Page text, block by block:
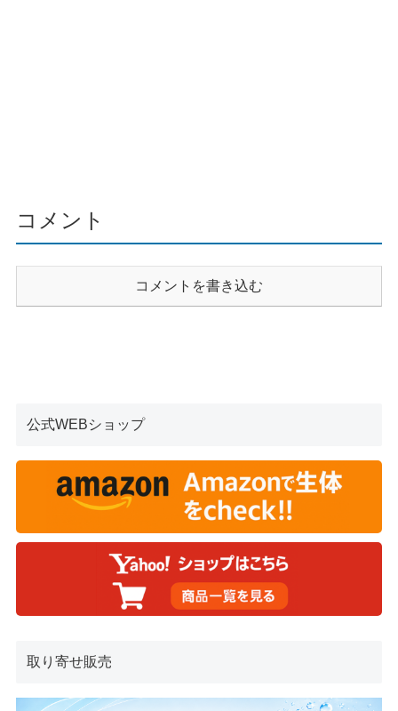
コメント
コメントを書き込む
公式WEBショップ
取り寄せ販売